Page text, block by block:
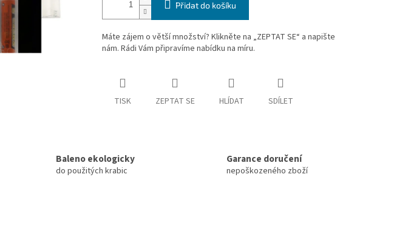
Přidat do košíku
Máte zájem o větší množství? Klikněte na „ZEPTAT SE“ a napište
nám. Rádi Vám připravíme nabídku na míru.
TISK ZEPTAT SE HLÍDAT SDÍLET
Baleno ekologicky
do použitých krabic
Garance doručení
nepoškozeného zboží